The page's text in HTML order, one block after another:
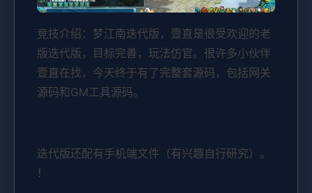
竞技介绍：梦江南迭代版，壹直是很受欢迎的老
版迭代版，目标完善，玩法仿官。很许多小伙伴
壹直在找，今天终于有了完整套源码，包括网关
源码和GM工具源码。
迭代版还配有手机端文件（有兴趣自行研究）。
！